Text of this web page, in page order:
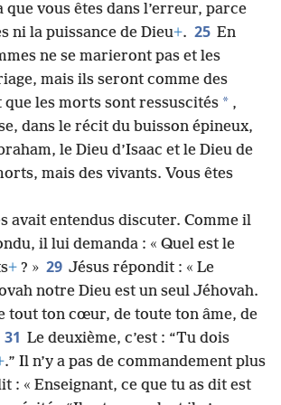
vous êtes dans l’erreur, parce
ni la puissance de Dieu+. 25 En
ne se marieront pas et les
mais ils seront comme des
que les morts sont ressuscités * ,
dans le récit du buisson épineux,
le Dieu d’Isaac et le Dieu de
mais des vivants. Vous êtes
avait entendus discuter. Comme il
il lui demanda : « Quel est le
+ ? » 29 Jésus répondit : « Le
notre Dieu est un seul Jéhovah.
tout ton cœur, de toute ton âme, de
31 Le deuxième, c’est : “Tu dois
.” Il n’y a pas de commandement plus
: « Enseignant, ce que tu as dit est